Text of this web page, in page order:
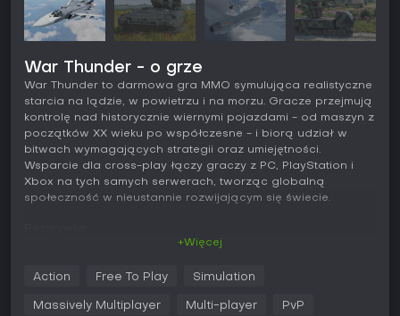
War Thunder - o grze
War Thunder to darmowa gra MMO symulująca realistyczne
starcia na lądzie, w powietrzu i na morzu. Gracze przejmują
kontrolę nad historycznie wiernymi pojazdami - od maszyn z
początków XX wieku po współczesne - i biorą udział w
bitwach wymagających strategii oraz umiejętności.
Wsparcie dla cross-play łączy graczy z PC, PlayStation i
Xbox na tych samych serwerach, tworząc globalną
społeczność w nieustannie rozwijającym się świecie.
okrętami w bitwach połączonych sił. Postęp następuje
poprzez drzewka badawcze, w których odblokowujemy i
+Więcej
Action Free To Play Simulation
Massively Multiplayer Multi-player PvP